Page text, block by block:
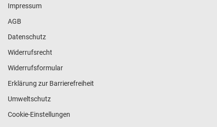
Impressum
AGB
Datenschutz
Widerrufsrecht
Widerrufsformular
Erklärung zur Barrierefreiheit
Umweltschutz
Cookie-Einstellungen